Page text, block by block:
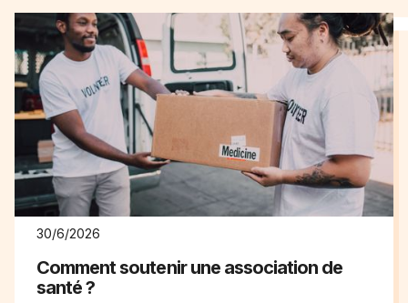
30/6/2026
Comment soutenir une association de
santé ?